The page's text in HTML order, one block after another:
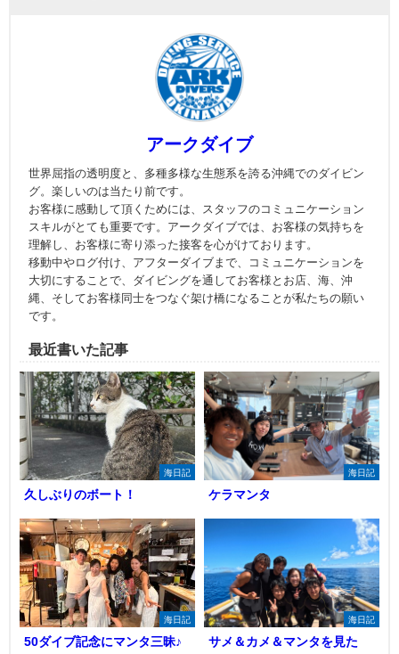
アークダイブ
世界屈指の透明度と、多種多様な生態系を誇る沖縄でのダイビン
グ。楽しいのは当たり前です。
お客様に感動して頂くためには、スタッフのコミュニケーション
スキルがとても重要です。アークダイブでは、お客様の気持ちを
理解し、お客様に寄り添った接客を心がけております。
移動中やログ付け、アフターダイブまで、コミュニケーションを
大切にすることで、ダイビングを通してお客様とお店、海、沖
縄、そしてお客様同士をつなぐ架け橋になることが私たちの願い
です。
最近書いた記事
海日記
久しぶりのボート！
海日記
ケラマンタ
海日記
50ダイブ記念にマンタ三昧♪
海日記
サメ＆カメ＆マンタを見た